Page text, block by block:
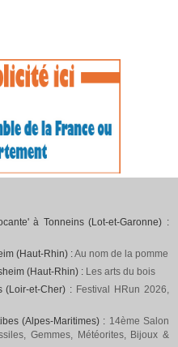
à Tonneins (Lot-et-Garonne) :
(Haut-Rhin) :Au nom de la pomme
(Haut-Rhin) : Les arts du bois
(Loir-et-Cher) : Festival HRun 2026,
(Alpes-Maritimes) : 14ème Salon
Gemmes, Météorites, Bijoux &